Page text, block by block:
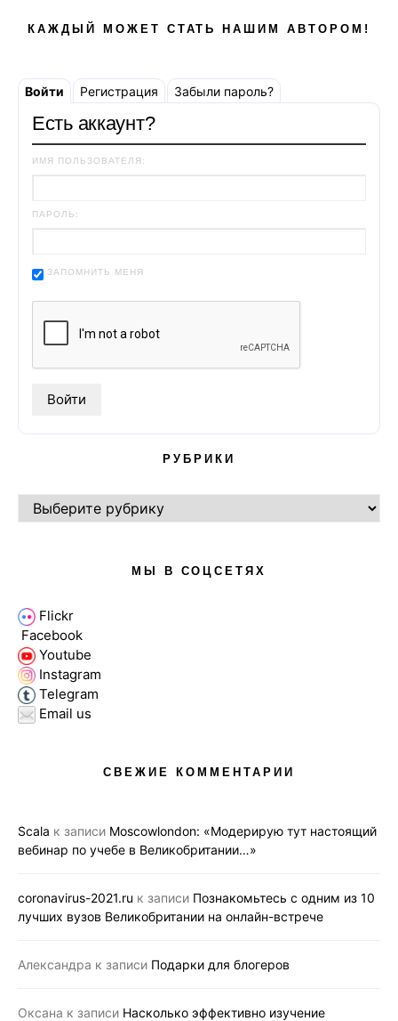
КАЖДЫЙ МОЖЕТ СТАТЬ НАШИМ АВТОРОМ!
Войти Регистрация Забыли пароль?
Есть аккаунт?
ИМЯ ПОЛЬЗОВАТЕЛЯ:
ПАРОЛЬ:
ЗАПОМНИТЬ МЕНЯ
РУБРИКИ
МЫ В СОЦСЕТЯХ
Flickr
Facebook
Youtube
Instagram
Telegram
Email us
СВЕЖИЕ КОММЕНТАРИИ
Scala к записи Moscowlondon: «Модерирую тут настоящий
вебинар по учебе в Великобритании…»
coronavirus-2021.ru к записи Познакомьтесь с одним из 10
лучших вузов Великобритании на онлайн-встрече
Александра к записи Подарки для блогеров
Оксана к записи Насколько эффективно изучение